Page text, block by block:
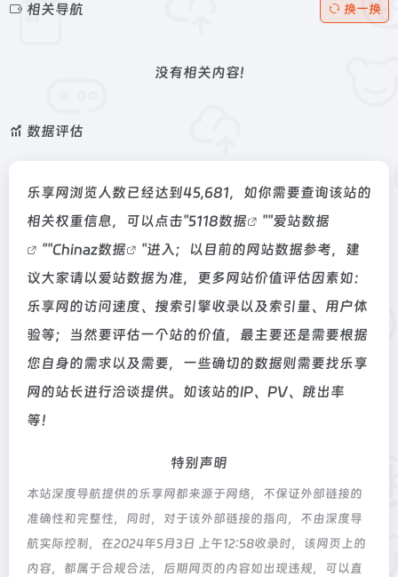
相关导航 换一换
没有相关内容!
数据评估
乐享网浏览人数已经达到45,681，如你需要查询该站的
相关权重信息，可以点击"5118数据 ""爱站数据
""Chinaz数据
"进入；以目前的网站数据参考，建
议大家请以爱站数据为准，更多网站价值评估因素如：
乐享网的访问速度、搜索引擎收录以及索引量、用户体
验等；当然要评估一个站的价值，最主要还是需要根据
您自身的需求以及需要，一些确切的数据则需要找乐享
网的站长进行洽谈提供。如该站的IP、PV、跳出率
等！
特别声明
本站深度导航提供的乐享网都来源于网络，不保证外部链接的
准确性和完整性，同时，对于该外部链接的指向，不由深度导
航实际控制，在2024年5月3日 上午12:58收录时，该网页上的
内容，都属于合规合法，后期网页的内容如出现违规，可以直